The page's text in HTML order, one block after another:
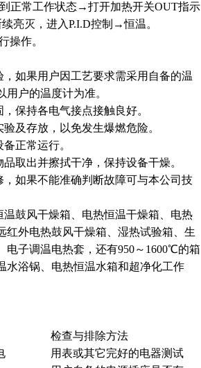
正常工作状态→打开加热开关OUT指示
亮灭，进入P.I.D控制→恒温。
操作。
如果用户因工艺要求需采用自备的温
户的温度计为准。
保持各电气接点接触良好。
及存放，以免发生爆燃危险。
正常运行。
取出并擦拭干净，保持设备干燥。
如果不能准确判断故障可与本公司技
鼓风干燥箱、电热恒温干燥箱、电热
红外电热鼓风干燥箱、湿热试验箱、生
子调温电热套，还有950～1600℃的箱
水浴锅、电热恒温水箱和超净化工作
检查与排除方法
用表或其它完好的电器测试